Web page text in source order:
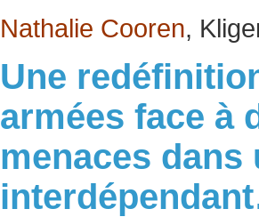
Nathalie Cooren,
Une
armées face à
menaces dans